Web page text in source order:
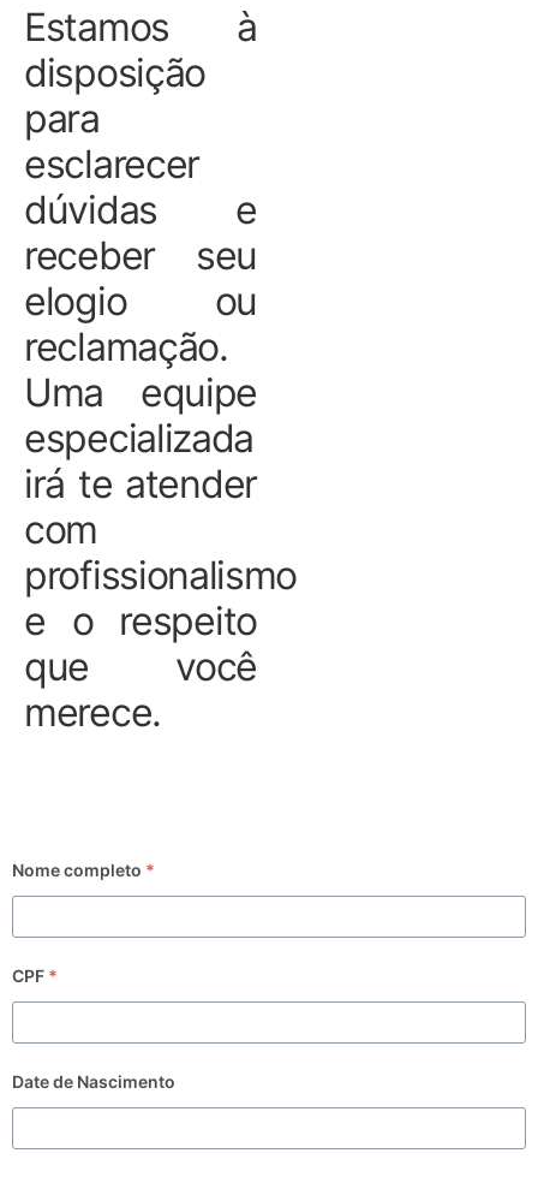
Estamos à
disposição
para
esclarecer
dúvidas e
receber seu
elogio ou
reclamação.
Uma equipe
especializada
irá te atender
com
profissionalismo
e o respeito
que você
merece.
Nome completo *
CPF *
Date de Nascimento